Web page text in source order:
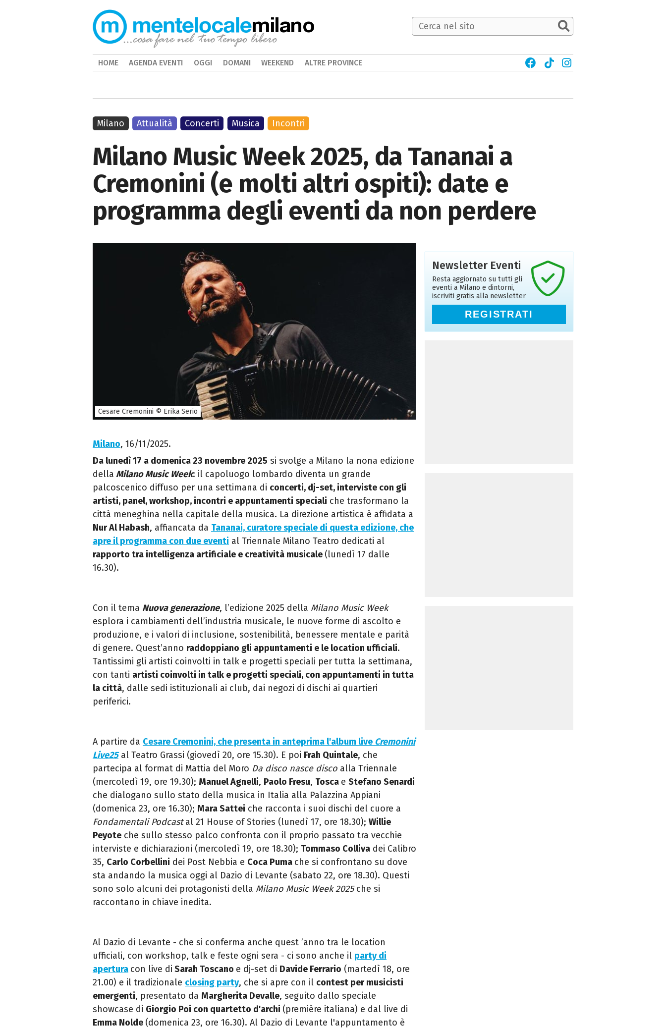
Milano Music Week 2025, da Tananai a
Cremonini (e molti altri ospiti): date e
programma degli eventi da non perdere
Cesare Cremonini © Erika Serio
Milano, 16/11/2025.
Da lunedì 17 a domenica 23 novembre 2025 si svolge a Milano la nona edizione
della Milano Music Week: il capoluogo lombardo diventa un grande
palcoscenico diffuso per una settimana di concerti, dj-set, interviste con gli
artisti, panel, workshop, incontri e appuntamenti speciali che trasformano la
città meneghina nella capitale della musica. La direzione artistica è affidata a
Nur Al Habash, affiancata da Tananai, curatore speciale di questa edizione, che
apre il programma con due eventi al Triennale Milano Teatro dedicati al
rapporto tra intelligenza artificiale e creatività musicale (lunedì 17 dalle
16.30).
Con il tema Nuova generazione, l’edizione 2025 della Milano Music Week
esplora i cambiamenti dell’industria musicale, le nuove forme di ascolto e
produzione, e i valori di inclusione, sostenibilità, benessere mentale e parità
di genere. Quest’anno raddoppiano gli appuntamenti e le location ufficiali.
Tantissimi gli artisti coinvolti in talk e progetti speciali per tutta la settimana,
con tanti artisti coinvolti in talk e progetti speciali, con appuntamenti in tutta
la città, dalle sedi istituzionali ai club, dai negozi di dischi ai quartieri
periferici.
A partire da Cesare Cremonini, che presenta in anteprima l'album live Cremonini
Live25 al Teatro Grassi (giovedì 20, ore 15.30). E poi Frah Quintale, che
partecipa al format di Mattia del Moro Da disco nasce disco alla Triennale
(mercoledì 19, ore 19.30); Manuel Agnelli, Paolo Fresu, Tosca e Stefano Senardi
che dialogano sullo stato della musica in Italia alla Palazzina Appiani
(domenica 23, ore 16.30); Mara Sattei che racconta i suoi dischi del cuore a
Fondamentali Podcastal 21 House of Stories (lunedì 17, ore 18.30); Willie
Peyote che sullo stesso palco confronta con il proprio passato tra vecchie
interviste e dichiarazioni (mercoledì 19, ore 18.30); Tommaso Colliva dei Calibro
35, Carlo Corbellini dei Post Nebbia e Coca Puma che si confrontano su dove
sta andando la musica oggi al Dazio di Levante (sabato 22, ore 18.30). Questi
sono solo alcuni dei protagonisti della Milano Music Week 2025che si
raccontano in chiave inedita.
Al Dazio di Levante - che si conferma anche quest ’anno tra le location
ufficiali, con workshop, talk e feste ogni sera - ci sono anche il party di
apertura con live di Sarah Toscano e dj-set di Davide Ferrario (martedì 18, ore
21.00) e il tradizionale closing party, che si apre con il contest per musicisti
emergenti, presentato da Margherita Devalle, seguito dallo speciale
showcase di Giorgio Poi con quartetto d'archi (première italiana) e dal live di
Emma Nolde (domenica 23, ore 16.30). Al Dazio di Levante l'appuntamento è
Milano Attualità Concerti Musica Incontri
Newsletter Eventi
Resta aggiornato su tutti gli
eventi a Milano e dintorni,
iscriviti gratis alla newsletter
REGISTRATI
milano
HOME AGENDA EVENTI OGGI DOMANI WEEKEND ALTRE PROVINCE